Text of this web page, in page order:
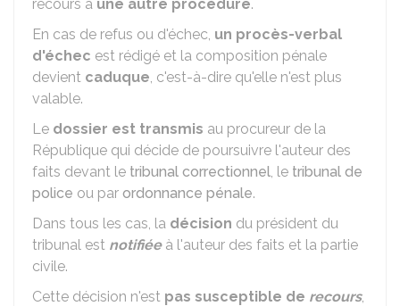
recours à une autre procédure.
En cas de refus ou d'échec, un procès-verbal
d'échec est rédigé et la composition pénale
devient caduque, c'est-à-dire qu'elle n'est plus
valable.
Le dossier est transmis au procureur de la
République qui décide de poursuivre l'auteur des
faits devant le tribunal correctionnel, le tribunal de
police ou par ordonnance pénale.
Dans tous les cas, la décision du président du
tribunal est notifiéeà l'auteur des faits et la partie
civile.
Cette décision n'est pas susceptible de recours,